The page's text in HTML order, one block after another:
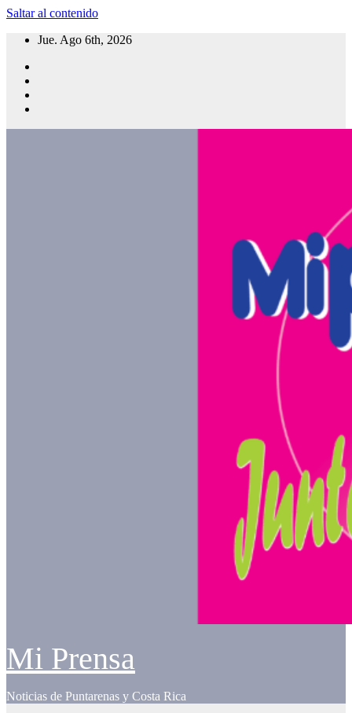
Saltar al contenido
Jue. Ago 6th, 2026
Mi Prensa
Noticias de Puntarenas y Costa Rica